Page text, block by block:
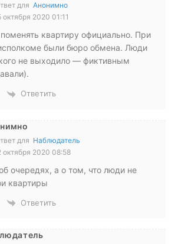
для Анонимно
октября 2020 01:11
квартиру официально. При
были бюро обмена. Люди
не выходило — фиктивным
Ответить
для Наблюдатель
октября 2020 08:58
очередях, а о том, что люди не
квартиры
Ответить